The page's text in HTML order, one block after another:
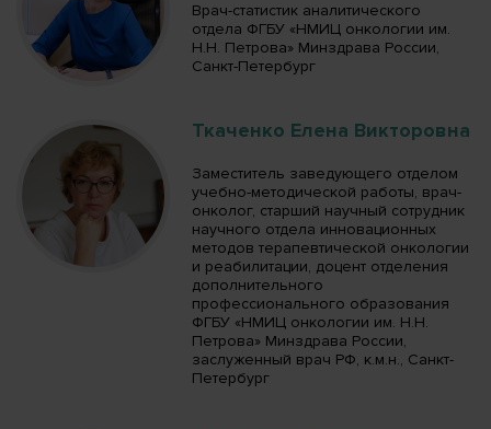
Врач-статистик аналитического
отдела ФГБУ «НМИЦ онкологии им.
Н.Н. Петрова» Минздрава России,
Санкт-Петербург
Ткаченко Елена Викторовна
Заместитель заведующего отделом
учебно-методической работы, врач-
онколог, старший научный сотрудник
научного отдела инновационных
методов терапевтической онкологии
и реабилитации, доцент отделения
дополнительного
профессионального образования
ФГБУ «НМИЦ онкологии им. Н.Н.
Петрова» Минздрава России,
заслуженный врач РФ, к.м.н., Санкт-
Петербург